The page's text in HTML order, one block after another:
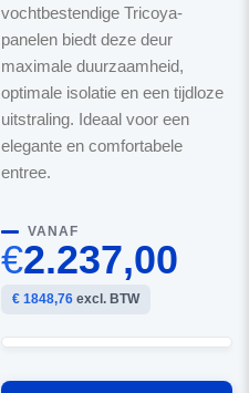
vochtbestendige Tricoya-
panelen biedt deze deur
maximale duurzaamheid,
optimale isolatie en een tijdloze
uitstraling. Ideaal voor een
elegante en comfortabele
entree.
VANAF
€2.237,00
€ 1848,76excl. BTW